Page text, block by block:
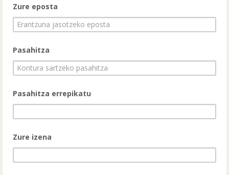
Zure eposta
Pasahitza
Pasahitza errepikatu
Zure izena